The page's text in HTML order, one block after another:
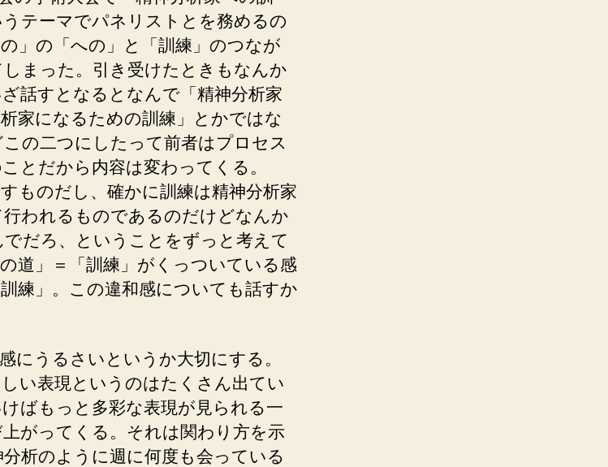
テーマでパネリストとを務めるの
」の「への」と「訓練」のつなが
まった。引き受けたときもなんか
話すとなるとなんで「精神分析家
家になるための訓練」とかではな
の二つにしたって前者はプロセス
とだから内容は変わってくる。
ものだし、確かに訓練は精神分析家
われるものであるのだけどなんか
だろ、ということをずっと考えて
道」＝「訓練」がくっついている感
練」。この違和感についても話すか
にうるさいというか大切にする。
い表現というのはたくさん出てい
ばもっと多彩な表現が見られる一
がってくる。それは関わり方を示
析のように週に何度も会っている